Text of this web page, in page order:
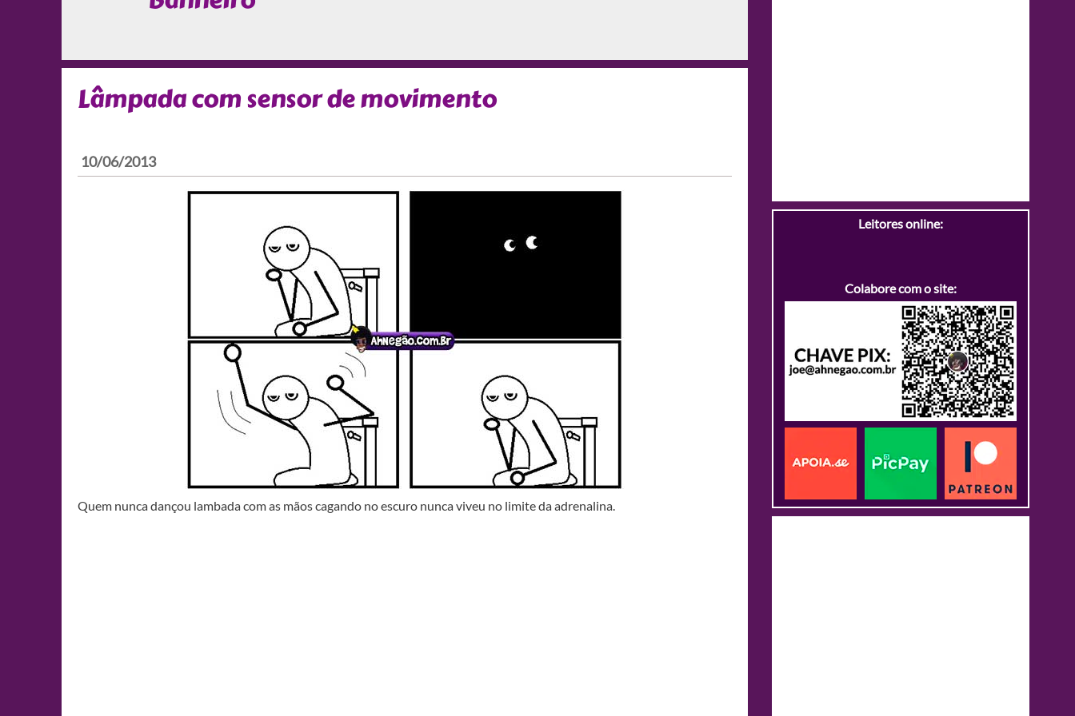
Lâmpada com sensor de movimento
10/06/2013
Quem nunca dançou lambada com as mãos cagando no escuro nunca viveu no limite da adrenalina.
Leitores online:
Colabore com o site: